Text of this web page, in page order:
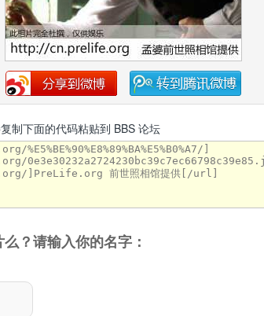
制下面的代码粘贴到 BBS 论坛
？请输入你的名字：